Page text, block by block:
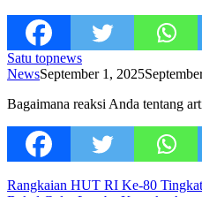
Satu topnews
NewsSeptember 1, 2025
Bagaimana reaksi Anda tentang
Rangkaian HUT RI Ke-80